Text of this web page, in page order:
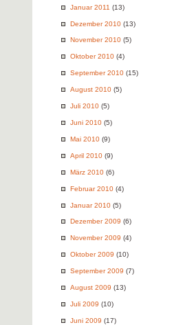
Januar 2011 (13)
Dezember 2010 (13)
November 2010 (5)
Oktober 2010 (4)
September 2010 (15)
August 2010 (5)
Juli 2010 (5)
Juni 2010 (5)
Mai 2010 (9)
April 2010 (9)
März 2010 (6)
Februar 2010 (4)
Januar 2010 (5)
Dezember 2009 (6)
November 2009 (4)
Oktober 2009 (10)
September 2009 (7)
August 2009 (13)
Juli 2009 (10)
Juni 2009 (17)